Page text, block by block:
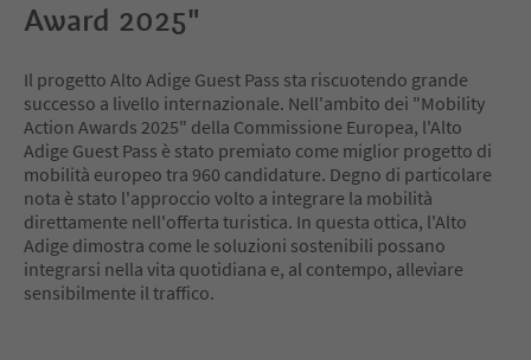
Award 2025"
Il progetto Alto Adige Guest Pass sta riscuotendo grande
successo a livello internazionale. Nell'ambito dei "Mobility
Action Awards 2025" della Commissione Europea, l'Alto
Adige Guest Pass è stato premiato come miglior progetto di
mobilità europeo tra 960 candidature. Degno di particolare
nota è stato l'approccio volto a integrare la mobilità
direttamente nell'offerta turistica. In questa ottica, l'Alto
Adige dimostra come le soluzioni sostenibili possano
integrarsi nella vita quotidiana e, al contempo, alleviare
sensibilmente il traffico.